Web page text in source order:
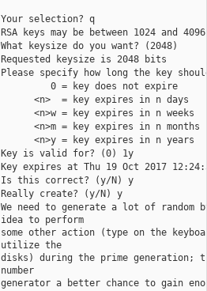
Your selection? q
RSA keys may be between 1024 and
What keysize do you want? (2048)
Requested keysize is 2048 bits
Please specify how long the key
         0 = key does not expire
      <n>  = key expires in n days
      <n>w = key expires in n weeks
      <n>m = key expires in n months
      <n>y = key expires in n years
Key is valid for? (0) 1y
Key expires at Thu 19 Oct 2017
Is this correct? (y/N) y
Really create? (y/N) y
We need to generate a lot of
idea to perform
some other action (type on the
utilize the
disks) during the prime generation;
number
generator a better chance to gain